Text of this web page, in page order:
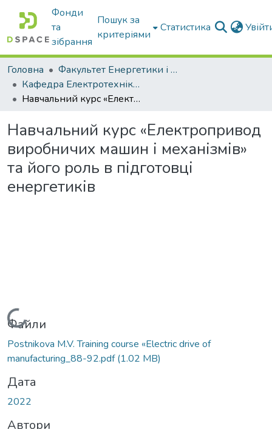
Фонди
та
зібрання
Пошук за
критеріями
Статистика
Головна
Факультет Енергетики і комп'ютерних технологій
Кафедра Електротехніки і електромеханіки ім. проф. В.В. Овчарова
Навчальний курс «Електропривод виробничих машин і механізмів» та його роль в підготовці енергетиків
Навчальний курс «Електропривод
виробничих машин і механізмів»
та його роль в підготовці
енергетиків
Вантажиться...
Файли
Postnikova M.V. Training course «Electric drive of
manufacturing_88-92.pdf(1.02 MB)
Дата
2022
Автори